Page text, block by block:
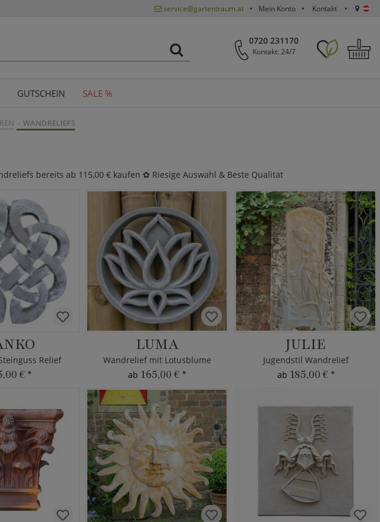
service@gartentraum.at Mein Konto Kontakt
0720 231170
Kontakt: 24/7
GUTSCHEIN SALE %
WANDRELIEFS
bereits ab 115,00 € kaufen ✿ Riesige Auswahl & Beste Qualität
Relief
€ *
LUMA
Wandrelief mit Lotusblume
ab 165,00 € *
JULIE
Jugendstil Wandrelief
ab 185,00 € *